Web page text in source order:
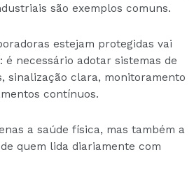
são exemplos comuns.
estejam protegidas vai
: é necessário adotar sistemas de
sinalização clara, monitoramento
contínuos.
a saúde física, mas também a
quem lida diariamente com